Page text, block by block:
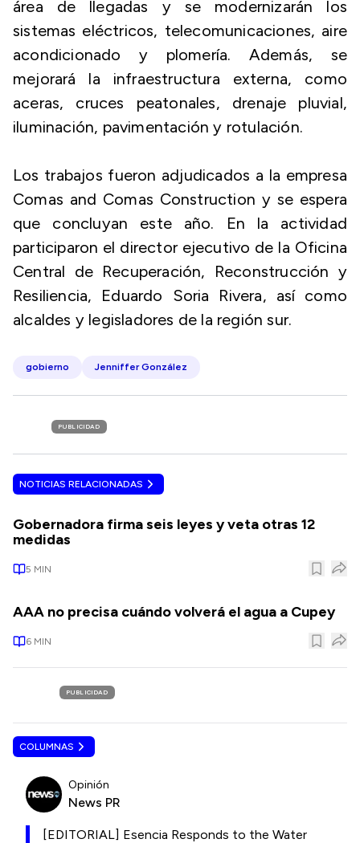
área de llegadas y se modernizarán los
sistemas eléctricos, telecomunicaciones, aire
acondicionado y plomería. Además, se
mejorará la infraestructura externa, como
aceras, cruces peatonales, drenaje pluvial,
iluminación, pavimentación y rotulación.
Los trabajos fueron adjudicados a la empresa
Comas and Comas Construction y se espera
que concluyan este año. En la actividad
participaron el director ejecutivo de la Oficina
Central de Recuperación, Reconstrucción y
Resiliencia, Eduardo Soria Rivera, así como
alcaldes y legisladores de la región sur.
gobierno Jenniffer González
PUBLICIDAD
NOTICIAS RELACIONADAS
Gobernadora firma seis leyes y veta otras 12
medidas
5 MIN
AAA no precisa cuándo volverá el agua a Cupey
6 MIN
PUBLICIDAD
COLUMNAS
Opinión
News PR
[EDITORIAL] Esencia Responds to the Water